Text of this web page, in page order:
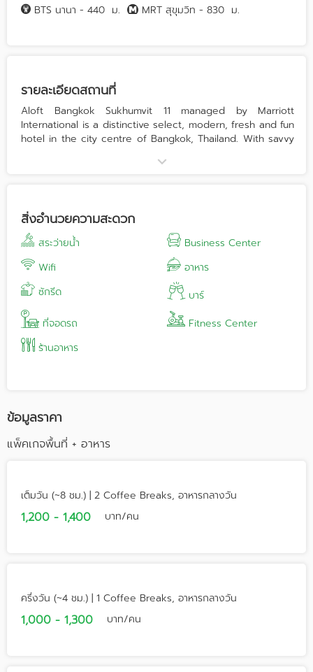
BTS นานา - 440 ม. MRT สุขุมวิท - 830 ม.
รายละเอียดสถานที่
Aloft Bangkok Sukhumvit 11 managed by Marriott
International is a distinctive select, modern, fresh and fun
hotel in the city centre of Bangkok, Thailand. With savvy
style in the unique openness of a no-walls, no-limits
Feel the vibe from the moment you check in at Aloft
Bangkok Sukhumvit 11. Meet & mingle with friends over
music by live DJs and signature cocktails at W XYZ ℠ bar.
Grab a bite from our snack attack menu at Re:fuel by
Aloft ℠ open 24/7, play a game of pool at Re:mix ℠
lounge. Cool off or lounge in style at Splash pool, get
charged and rejuvenated at Re:charge ℠ gym.
Experience a whole new vibe with loft-inspired design,
totally tech-savvy rooms with free Wi-Fi and a great
social scene. Our zones are always abuzz with energy
hippest hotspot! Aloft Bangkok Sukhumvit 11 is just steps
and a quick 5-minute stroll to Nana BTS Skytrain and MRT
Aloft Bangkok Sukhumvit 11 offers jet-setting style at a
steal and brings urban cool to unexpected places, where
สิ่งอำนวยความสะดวก
สระว่ายน้ำ
Business Center
Wifi
อาหาร
ซักรีด
บาร์
ที่จอดรถ
Fitness Center
ร้านอาหาร
ข้อมูลราคา
แพ็คเกจพื้นที่ + อาหาร
เต็มวัน (~8 ชม.) | 2 Coffee Breaks, อาหารกลางวัน
1,200 - 1,400 บาท/คน
ครึ่งวัน (~4 ชม.) | 1 Coffee Breaks, อาหารกลางวัน
1,000 - 1,300 บาท/คน